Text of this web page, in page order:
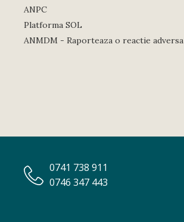
ANPC
Platforma SOL
ANMDM - Raporteaza o reactie adversa
0741 738 911
0746 347 443